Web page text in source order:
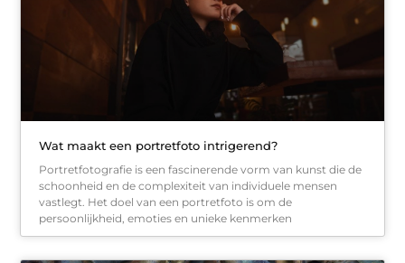
Wat maakt een portretfoto intrigerend?
Portretfotografie is een fascinerende vorm van kunst die de
schoonheid en de complexiteit van individuele mensen
vastlegt. Het doel van een portretfoto is om de
persoonlijkheid, emoties en unieke kenmerken